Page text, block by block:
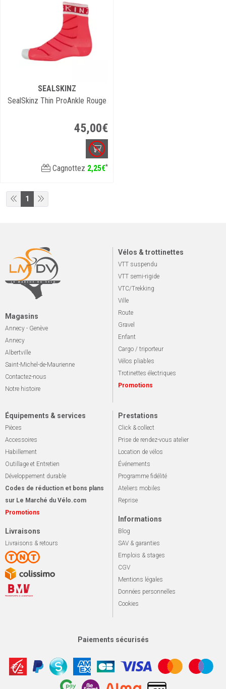
SEALSKINZ
SealSkinz Thin ProAnkle Rouge
45,00€
Cagnottez 2,25€*
1
Magasins
Annecy - Genève
Annecy
Albertville
Saint-Michel-de-Maurienne
Contactez-nous
Notre histoire
Vélos & trottinettes
VTT suspendu
VTT semi-rigide
VTC/Trekking
Ville
Route
Gravel
Enfant
Cargo / triporteur
Vélos pliables
Trotinettes électriques
Promotions
Équipements & services
Pièces
Accessoires
Habillement
Outillage et Entretien
Développement durable
Codes de réduction et bons plans
sur Le Marché du Vélo.com
Promotions
Livraisons
Livraisons & retours
Prestations
Click & collect
Prise de rendez-vous atelier
Location de vélos
Événements
Programme fidélité
Ateliers mobiles
Reprise
Informations
Blog
SAV & garanties
Emplois & stages
CGV
Mentions légales
Données personnelles
Cookies
Paiements sécurisés